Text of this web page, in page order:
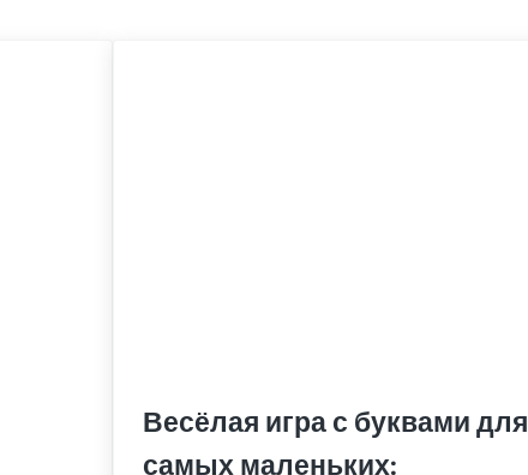
Весёлая игра с буквами для
самых маленьких: